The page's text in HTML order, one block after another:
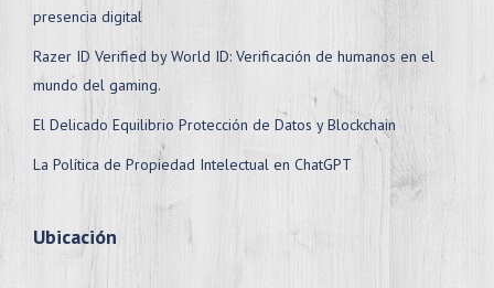
presencia digital
Razer ID Verified by World ID: Verificación de humanos en el
mundo del gaming.
El Delicado Equilibrio Protección de Datos y Blockchain
La Política de Propiedad Intelectual en ChatGPT
Ubicación